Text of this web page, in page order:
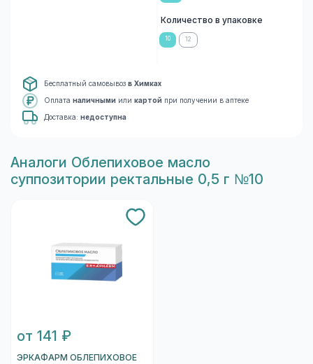
Количество в упаковке
10 12
Бесплатный самовывоз в Химках
Оплата наличными или картой при получении в аптеке
Доставка: недоступна
Aналоги Облепиховое масло
суппозитории ректальные 0,5 г №10
от 141 ₽
ЭРКАФАРМ ОБЛЕПИХОВОЕ